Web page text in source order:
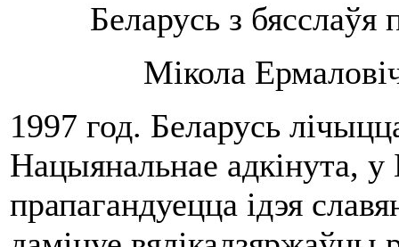
Беларусь з бясслаўя
Мікола
1997 год. Беларусь
Нацыянальнае адкінута, у
прапагандуецца ідэя